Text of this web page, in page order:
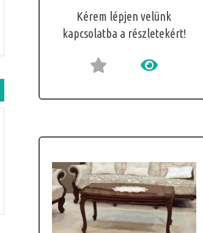
Kérem lépjen velünk
kapcsolatba a részletekért!